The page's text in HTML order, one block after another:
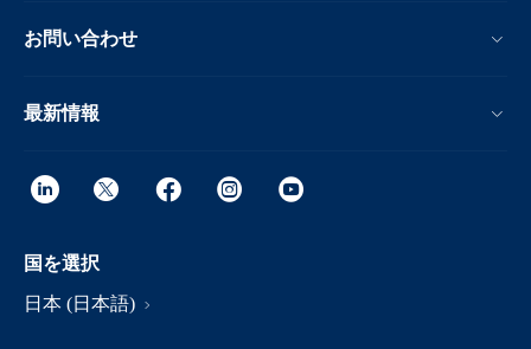
お問い合わせ
最新情報
国を選択
日本 (日本語)